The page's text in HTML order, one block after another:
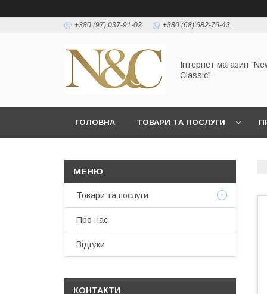
+380 (97) 037-91-02 +380 (68) 682-76-43
Інтернет магазин
Classic"
ГОЛОВНА ТОВАРИ ТА ПОСЛУГИ
Товари та послуги
Про нас
Відгуки
КОНТАКТИ